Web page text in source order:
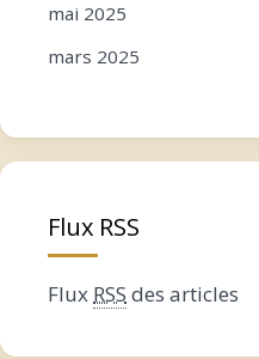
mai 2025
mars 2025
novembre 2024
juillet 2024
mars 2024
Flux RSS
Flux RSS des articles